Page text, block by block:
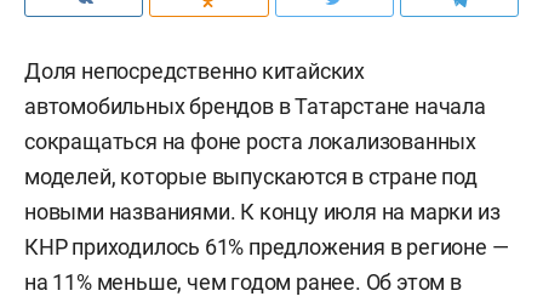
Доля непосредственно китайских
автомобильных брендов в Татарстане начала
сокращаться на фоне роста локализованных
моделей, которые выпускаются в стране под
новыми названиями. К концу июля на марки из
КНР приходилось 61% предложения в регионе —
на 11% меньше, чем годом ранее. Об этом в